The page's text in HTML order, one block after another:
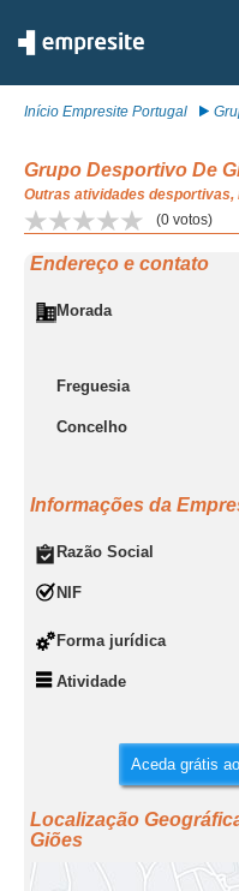
Início Empresite Portugal
Grupo Desportivo De
Outras atividades desportivas,
(0 votos)
Endereço e contato
Morada
Freguesia
Concelho
Informações da
Razão Social
NIF
Forma jurídica
Atividade
Aceda grátis
Localização
Giões